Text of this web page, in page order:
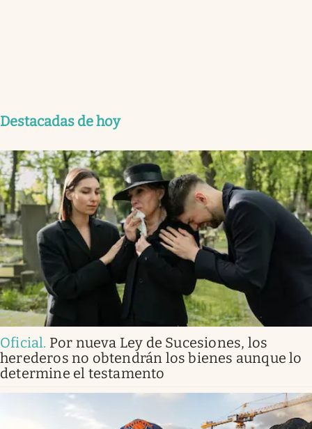
Destacadas de hoy
Oficial. Por nueva Ley de Sucesiones, los
herederos no obtendrán los bienes aunque lo
determine el testamento